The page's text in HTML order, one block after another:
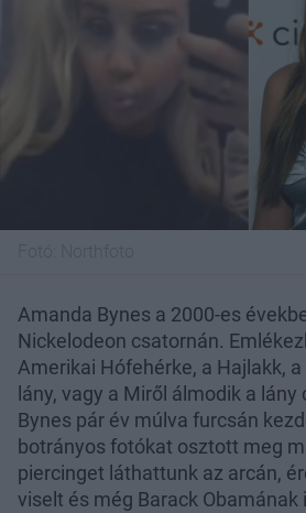
Amanda Bynes a 2000-es
Nickelodeon csatornán.
Amerikai Hófehérke, a Hajlakk,
lány, vagy a Miről álmodik a
Bynes pár év múlva furcsán
botrányos fotókat osztott meg
piercinget láthattunk az arcán,
viselt és még Barack Obamának